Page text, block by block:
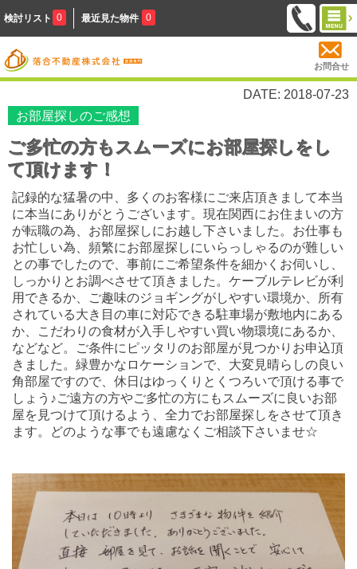
検討リスト 0 最近見た物件 0
お問合せ
DATE: 2018-07-23
お部屋探しのご感想
ご多忙の方もスムーズにお部屋探しをし
て頂けます！
記録的な猛暑の中、多くのお客様にご来店頂きまして本当
に本当にありがとうございます。現在関西にお住まいの方
が転職の為、お部屋探しにお越し下さいました。お仕事も
お忙しい為、頻繁にお部屋探しにいらっしゃるのが難しい
との事でしたので、事前にご希望条件を細かくお伺いし、
しっかりとお調べさせて頂きました。ケーブルテレビが利
用できるか、ご趣味のジョギングがしやすい環境か、所有
されている大き目の車に対応できる駐車場が敷地内にある
か、こだわりの食材が入手しやすい買い物環境にあるか、
などなど。ご条件にピッタリのお部屋が見つかりお申込頂
きました。緑豊かなロケーションで、大変見晴らしの良い
角部屋ですので、休日はゆっくりとくつろいで頂ける事で
しょう♪ご遠方の方やご多忙の方にもスムーズに良いお部
屋を見つけて頂けるよう、全力でお部屋探しをさせて頂き
ます。どのような事でも遠慮なくご相談下さいませ☆